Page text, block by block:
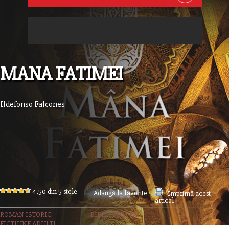
MANA FATIMEI
Ildefonso Falcones
4,50 din 5 stele Adaugă la favorite
Imprimă acest
articol
ROMAN ISTORIC
BIBLIOTECA RAO